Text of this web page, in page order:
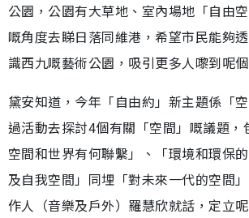
公園，公園有大草地、室內場地「自由
嘅角度去睇日落同維港，希望市民能夠
識西九嘅藝術公園，吸引更多人嚟到呢
黛安知道，今年「自由約」新主題係「
過活動去探討4個有關「空間」嘅議題，
空間和世界有何聯繫」、「環境和環保
及自我空間」同埋「對未來一代的空間
作人（音樂及戶外）羅慧欣就話，定立